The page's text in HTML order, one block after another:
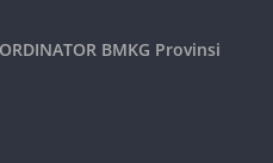
BMKG Provinsi